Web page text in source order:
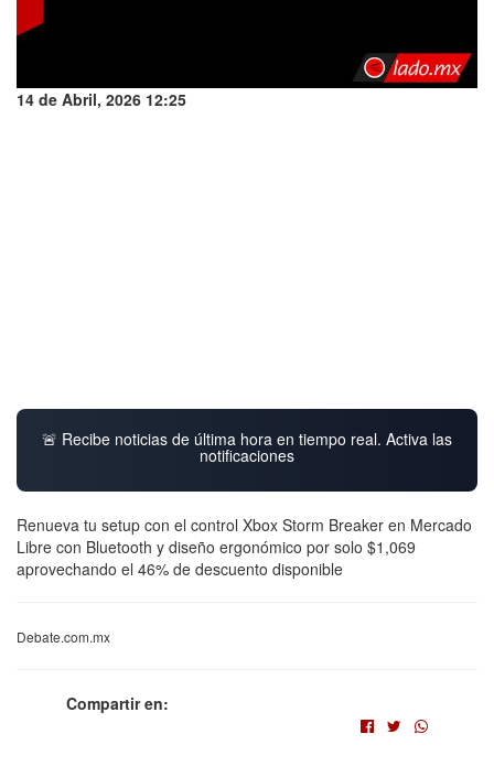
14 de Abril, 2026 12:25
🚨 Recibe noticias de última hora en tiempo real. Activa las
notificaciones
Renueva tu setup con el control Xbox Storm Breaker en Mercado
Libre con Bluetooth y diseño ergonómico por solo $1,069
aprovechando el 46% de descuento disponible
Debate.com.mx
Compartir en: